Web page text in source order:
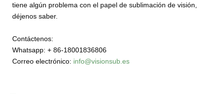
tiene algún problema con el papel de sublimación de visión,
déjenos saber.
Contáctenos:
Whatsapp: + 86-18001836806
Correo electrónico: info@visionsub.es